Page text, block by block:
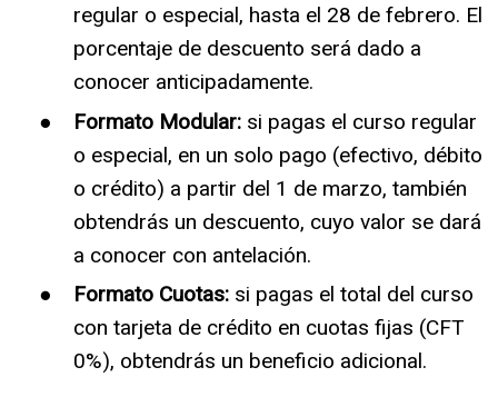
regular o especial, hasta el 28 de febrero. El
porcentaje de descuento será dado a
conocer anticipadamente.
Formato Modular:si pagas el curso regular
o especial, en un solo pago (efectivo, débito
o crédito) a partir del 1 de marzo, también
obtendrás un descuento, cuyo valor se dará
a conocer con antelación.
Formato Cuotas:si pagas el total del curso
con tarjeta de crédito en cuotas fijas (CFT
0%), obtendrás un beneficio adicional.